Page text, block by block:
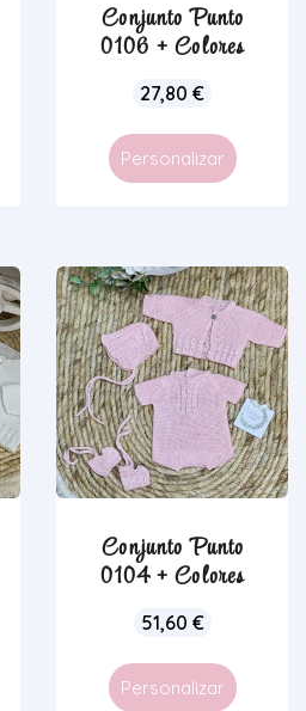
Conjunto Punto
0106 + Colores
27,80 €
Personalizar
Conjunto Punto
0104 + Colores
51,60 €
Personalizar